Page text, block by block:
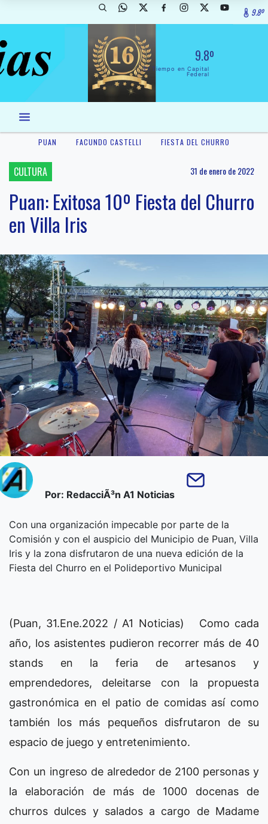
9.8º
9.8º
El Tiempo en Capital
Federal
PUAN FACUNDO CASTELLI FIESTA DEL CHURRO
CULTURA 31 de enero de 2022
Puan: Exitosa 10º Fiesta del Churro
en Villa Iris
Por: RedacciÃ³n A1 Noticias
Con una organización impecable por parte de la
Comisión y con el auspicio del Municipio de Puan, Villa
Iris y la zona disfrutaron de una nueva edición de la
Fiesta del Churro en el Polideportivo Municipal
(Puan, 31.Ene.2022 / A1 Noticias) Como cada
año, los asistentes pudieron recorrer más de 40
stands en la feria de artesanos y
emprendedores, deleitarse con la propuesta
gastronómica en el patio de comidas así como
también los más pequeños disfrutaron de su
espacio de juego y entretenimiento.
Con un ingreso de alrededor de 2100 personas y
la elaboración de más de 1000 docenas de
churros dulces y salados a cargo de Madame